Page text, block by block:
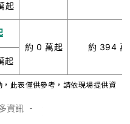
起
約 0 萬起
約 394 萬
起
此表僅供參考，請依現場提供資
資訊